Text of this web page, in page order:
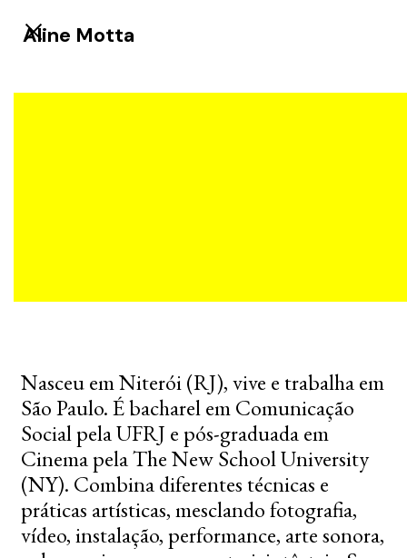
Aline Motta
Nasceu em Niterói (RJ), vive e trabalha em
São Paulo. É bacharel em Comunicação
Social pela UFRJ e pós-graduada em
Cinema pela The New School University
(NY). Combina diferentes técnicas e
práticas artísticas, mesclando fotografia,
vídeo, instalação, performance, arte sonora,